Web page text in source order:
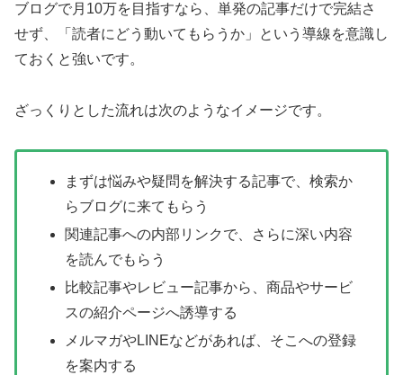
ブログで月10万を目指すなら、単発の記事だけで完結さ
せず、「読者にどう動いてもらうか」という導線を意識し
ておくと強いです。
ざっくりとした流れは次のようなイメージです。
まずは悩みや疑問を解決する記事で、検索か
らブログに来てもらう
関連記事への内部リンクで、さらに深い内容
を読んでもらう
比較記事やレビュー記事から、商品やサービ
スの紹介ページへ誘導する
メルマガやLINEなどがあれば、そこへの登録
を案内する